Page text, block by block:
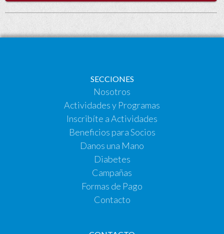
SECCIONES
Nosotros
Actividades y Programas
Inscribíte a Actividades
Beneficios para Socios
Danos una Mano
Diabetes
Campañas
Formas de Pago
Contacto